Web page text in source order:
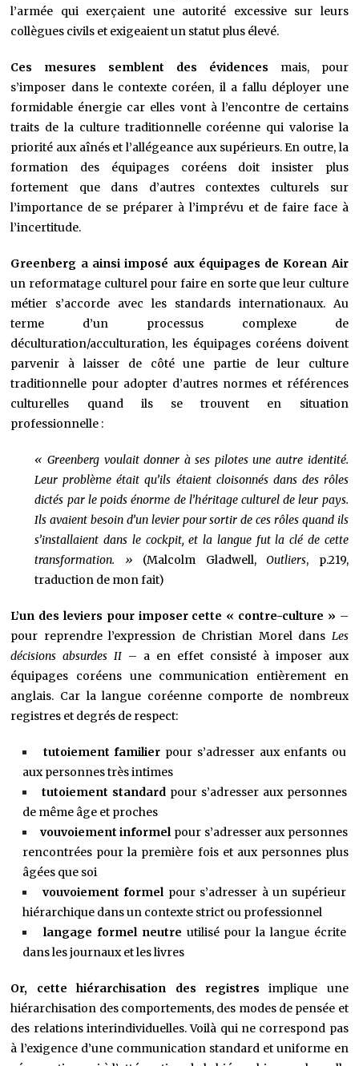
l’armée qui exerçaient une autorité excessive sur leurs
collègues civils et exigeaient un statut plus élevé.
Ces mesures semblent des évidences mais, pour
s’imposer dans le contexte coréen, il a fallu déployer une
formidable énergie car elles vont à l’encontre de certains
traits de la culture traditionnelle coréenne qui valorise la
priorité aux aînés et l’allégeance aux supérieurs. En outre, la
formation des équipages coréens doit insister plus
fortement que dans d’autres contextes culturels sur
l’importance de se préparer à l’imprévu et de faire face à
l’incertitude.
Greenberg a ainsi imposé aux équipages de Korean Air
un reformatage culturel pour faire en sorte que leur culture
métier s’accorde avec les standards internationaux. Au
terme d’un processus complexe de
déculturation/acculturation, les équipages coréens doivent
parvenir à laisser de côté une partie de leur culture
traditionnelle pour adopter d’autres normes et références
culturelles quand ils se trouvent en situation
professionnelle :
« Greenberg voulait donner à ses pilotes une autre identité.
Leur problème était qu’ils étaient cloisonnés dans des rôles
dictés par le poids énorme de l’héritage culturel de leur pays.
Ils avaient besoin d’un levier pour sortir de ces rôles quand ils
s’installaient dans le cockpit, et la langue fut la clé de cette
transformation. » (Malcolm Gladwell,Outliers, p.219,
traduction de mon fait)
L’un des leviers pour imposer cette « contre-culture » –
pour reprendre l’expression de Christian Morel dans Les
décisions absurdes II – a en effet consisté à imposer aux
équipages coréens une communication entièrement en
anglais. Car la langue coréenne comporte de nombreux
registres et degrés de respect:
tutoiement familier pour s’adresser aux enfants ou
aux personnes très intimes
tutoiement standard pour s’adresser aux personnes
de même âge et proches
vouvoiement informelpour s’adresser aux personnes
rencontrées pour la première fois et aux personnes plus
âgées que soi
vouvoiement formelpour s’adresser à un supérieur
hiérarchique dans un contexte strict ou professionnel
langage formel neutre utilisé pour la langue écrite
dans les journaux et les livres
Or, cette hiérarchisation des registres implique une
hiérarchisation des comportements, des modes de pensée et
des relations interindividuelles. Voilà qui ne correspond pas
à l’exigence d’une communication standard et uniforme en